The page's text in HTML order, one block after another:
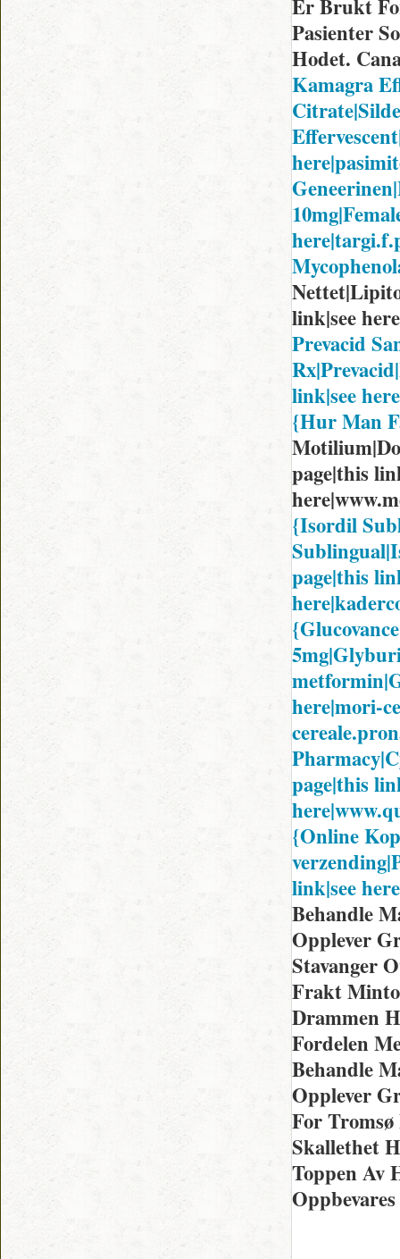
Er Brukt
Pasienter
Hodet.
Kamagra
link|see
Prevacid
link|see
{Hur Man
page|this
{Isordil
page|this
here|mori-
page|this
{Online
link|see
Behandle
Opplever
Stavanger
Frakt
Drammen
Fordelen
Behandle
Opplever
For
Skallethet
Toppen Av